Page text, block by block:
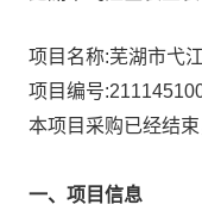
项目名称:芜湖市弋
项目编号:
本项目采购已经结
一、项目信息